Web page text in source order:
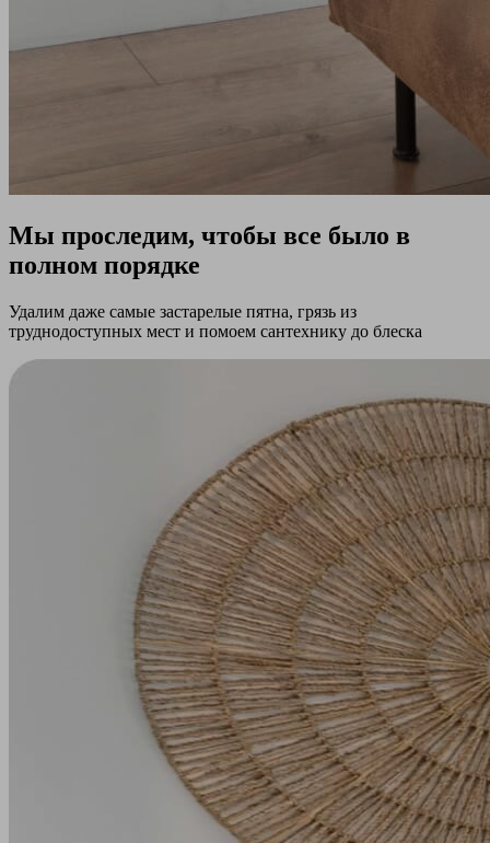
Мы проследим, чтобы все было в
полном порядке
Удалим даже самые застарелые пятна, грязь из
труднодоступных мест и помоем сантехнику до блеска